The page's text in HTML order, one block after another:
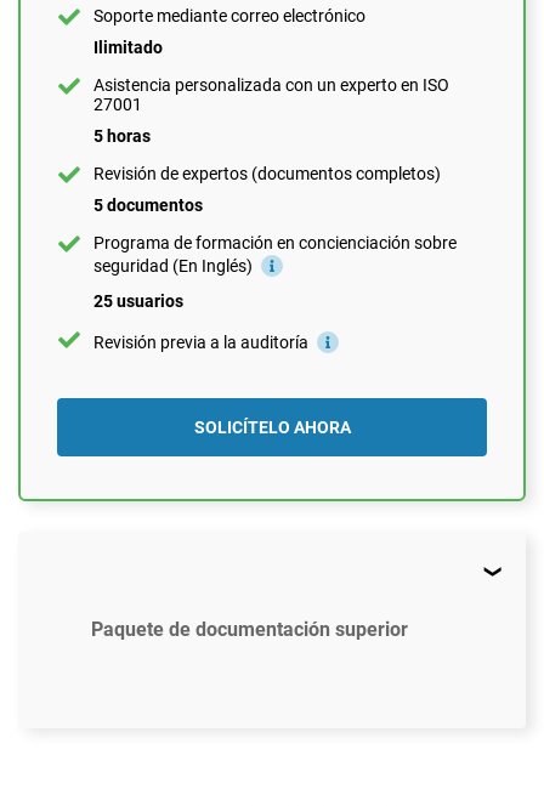
seguridad (En Inglés)
10 usuarios
Revisión previa a la auditoría
SOLICÍTELO AHORA
Soporte mediante correo electrónico
Ilimitado
Asistencia personalizada con un experto en ISO
27001
5 horas
Revisión de expertos (documentos completos)
5 documentos
Programa de formación en concienciación sobre
seguridad (En Inglés)
25 usuarios
Revisión previa a la auditoría
SOLICÍTELO AHORA
Paquete de documentación superior